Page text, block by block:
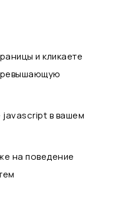
и кликаете
в вашем
на поведение